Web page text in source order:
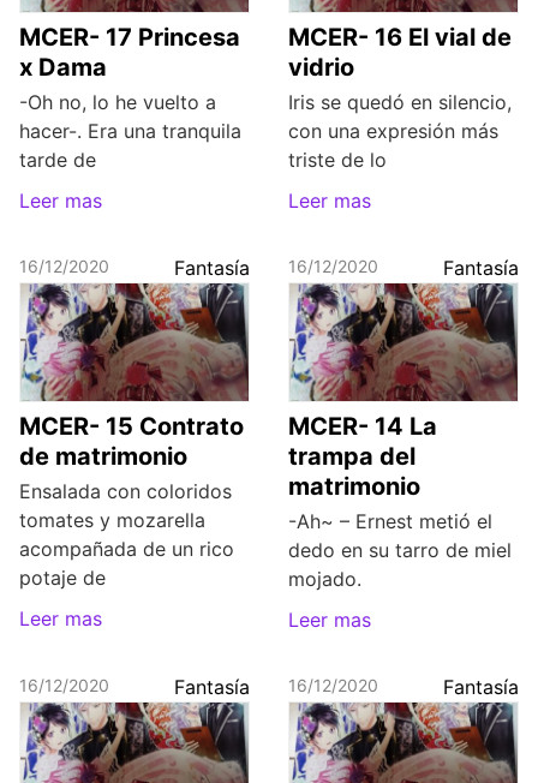
MCER- 17 Princesa
x Dama
-Oh no, lo he vuelto a
hacer-. Era una tranquila
tarde de
Leer mas
MCER- 16 El vial de
vidrio
Iris se quedó en silencio,
con una expresión más
triste de lo
Leer mas
16/12/2020 Fantasía
MCER- 15 Contrato
de matrimonio
Ensalada con coloridos
tomates y mozarella
acompañada de un rico
potaje de
Leer mas
16/12/2020 Fantasía
MCER- 14 La
trampa del
matrimonio
-Ah~ – Ernest metió el
dedo en su tarro de miel
mojado.
Leer mas
16/12/2020 Fantasía 16/12/2020 Fantasía